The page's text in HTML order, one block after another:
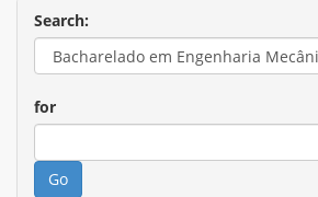
Search:
for